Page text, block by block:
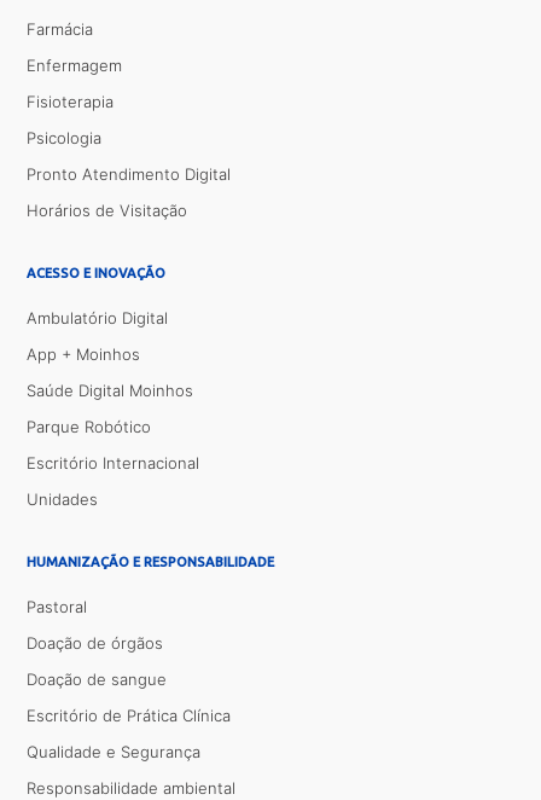
Farmácia
Enfermagem
Fisioterapia
Psicologia
Pronto Atendimento Digital
Horários de Visitação
ACESSO E INOVAÇÃO
Ambulatório Digital
App + Moinhos
Saúde Digital Moinhos
Parque Robótico
Escritório Internacional
Unidades
HUMANIZAÇÃO E RESPONSABILIDADE
Pastoral
Doação de órgãos
Doação de sangue
Escritório de Prática Clínica
Qualidade e Segurança
Responsabilidade ambiental